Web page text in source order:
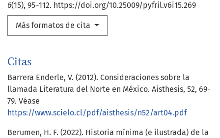
6(15), 95–112. https://doi.org/10.25009/pyfril.v6i15.269
Más formatos de cita
Citas
Barrera Enderle, V. (2012). Consideraciones sobre la
llamada Literatura del Norte en México. Aisthesis, 52, 69-
79. Véase
https://www.scielo.cl/pdf/aisthesis/n52/art04.pdf
Berumen, H. F. (2022). Historia mínima (e ilustrada) de la